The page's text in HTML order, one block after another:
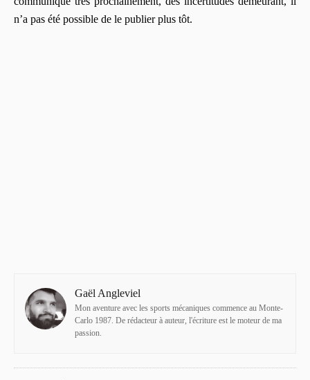
n’a pas été possible de le publier plus tôt.
Gaël Angleviel
Mon aventure avec les sports mécaniques commence au Monte-
Carlo 1987. De rédacteur à auteur, l'écriture est le moteur de ma
passion.